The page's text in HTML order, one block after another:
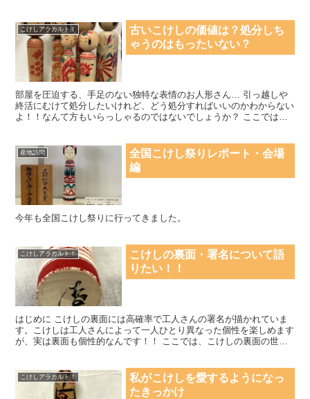
こけしアラカルト！
古いこけしの価値は？処分しち
ゃうのはもったいない？
部屋を圧迫する、手足のない独特な表情のお人形さん… 引っ越しや
終活にむけて処分したいけれど、どう処分すればいいのかわからない
よ！！なんて方もいらっしゃるのではないでしょうか？ ここでは、
産地訪問
全国こけし祭りレポート・会場
編
今年も全国こけし祭りに行ってきました。
こけしアラカルト！
こけしの裏面・署名について語
りたい！！
はじめに こけしの裏面には高確率で工人さんの署名が描かれていま
す。こけしは工人さんによって一人ひとり異なった個性を楽しめます
が、実は裏面も個性的なんです！！ ここでは、こけしの裏面の世界
こけしアラカルト！
私がこけしを愛するようになっ
たきっかけ